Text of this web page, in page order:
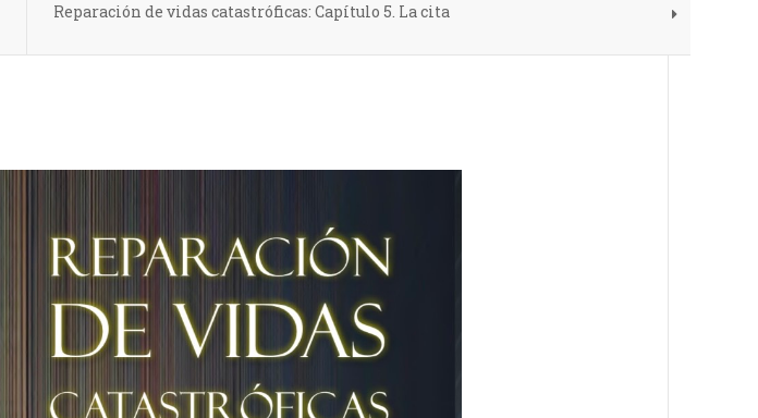
Reparación de vidas catastróficas: Capítulo 5. La cita